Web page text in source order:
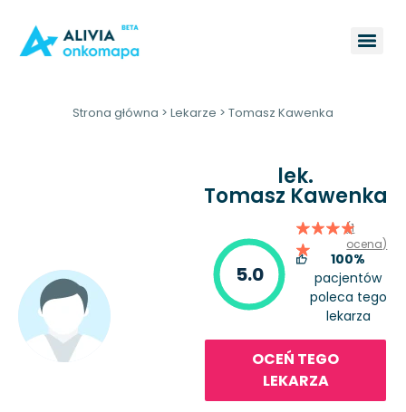
Strona główna > Lekarze > Tomasz Kawenka
lek.
Tomasz Kawenka
5.0
(1
ocena)
100%
pacjentów
poleca tego
lekarza
OCEŃ TEGO
LEKARZA